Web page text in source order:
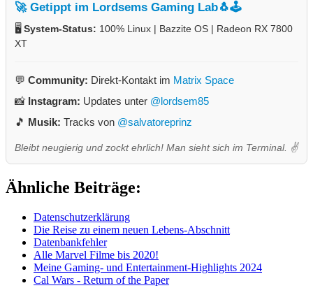
🚀 Getippt im Lordsems Gaming Lab🐧🕹️
🖥️ System-Status: 100% Linux | Bazzite OS | Radeon RX 7800
XT
💬 Community: Direkt-Kontakt im Matrix Space
📸 Instagram: Updates unter @lordsem85
🎵 Musik: Tracks von @salvatoreprinz
Bleibt neugierig und zockt ehrlich! Man sieht sich im Terminal. ✌️
Ähnliche Beiträge:
Datenschutzerklärung
Die Reise zu einem neuen Lebens-Abschnitt
Datenbankfehler
Alle Marvel Filme bis 2020!
Meine Gaming- und Entertainment-Highlights 2024
Cal Wars - Return of the Paper